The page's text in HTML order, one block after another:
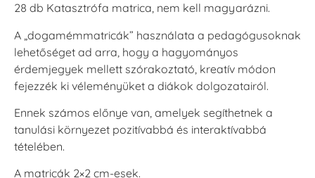
28 db Katasztrófa matrica, nem kell magyarázni.
A „dogamémmatricák” használata a pedagógusoknak
lehetőséget ad arra, hogy a hagyományos
érdemjegyek mellett szórakoztató, kreatív módon
fejezzék ki véleményüket a diákok dolgozatairól.
Ennek számos előnye van, amelyek segíthetnek a
tanulási környezet pozitívabbá és interaktívabbá
tételében.
A matricák 2×2 cm-esek.